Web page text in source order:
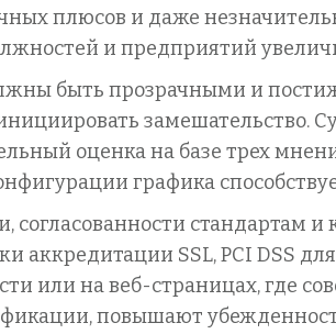
плюсов и даже
и предприятий
быть прозрачными и
замешательство.
оценка на базе трех
графика
согласованности
аккредитации SSL, PCI DSS
или на веб-страницах, где
повышают